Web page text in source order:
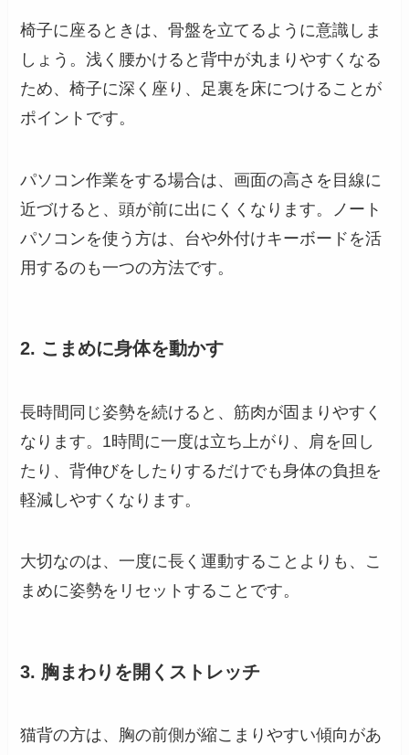
椅子に座るときは、骨盤を立てるように意識しま
しょう。浅く腰かけると背中が丸まりやすくなる
ため、椅子に深く座り、足裏を床につけることが
ポイントです。
パソコン作業をする場合は、画面の高さを目線に
近づけると、頭が前に出にくくなります。ノート
パソコンを使う方は、台や外付けキーボードを活
用するのも一つの方法です。
2. こまめに身体を動かす
長時間同じ姿勢を続けると、筋肉が固まりやすく
なります。1時間に一度は立ち上がり、肩を回し
たり、背伸びをしたりするだけでも身体の負担を
軽減しやすくなります。
大切なのは、一度に長く運動することよりも、こ
まめに姿勢をリセットすることです。
3. 胸まわりを開くストレッチ
猫背の方は、胸の前側が縮こまりやすい傾向があ